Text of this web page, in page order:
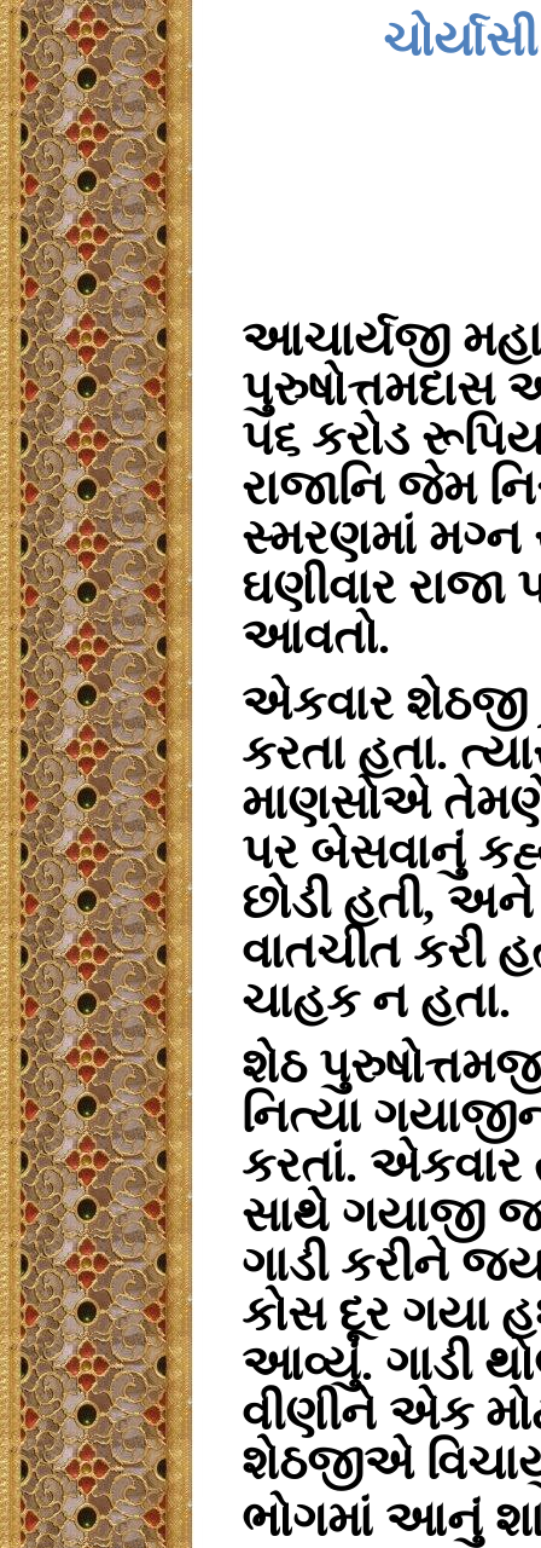
ચોર્યાસી
આચાર્યજી
પુરુષોત્તમદાસ
૫૬ કરોડ
રાજાનિ જેમ
સ્મરણમાં મગ્ન
ઘણીવાર રાજા
આવતો.
એકવાર શેઠજી
કરતા હતા.
માણસોએ
પર બેસવાનું
છોડી હતી, અને
વાતચીત કરી
ચાહક ન હતા.
શેઠ
નિત્યા
કરતાં. એકવાર
સાથે ગયાજી
ગાડી કરીને
કોસ દૂર ગયા
આવ્યું. ગાડી
વીણીને એક
શેઠજીએ
ભોગમાં આનું